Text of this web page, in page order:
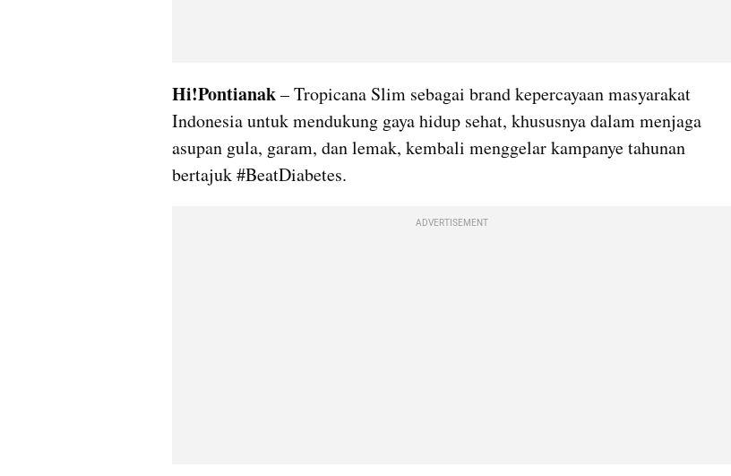
Hi!Pontianak – Tropicana Slim sebagai brand kepercayaan masyarakat
Indonesia untuk mendukung gaya hidup sehat, khususnya dalam menjaga
asupan gula, garam, dan lemak, kembali menggelar kampanye tahunan
bertajuk #BeatDiabetes.
ADVERTISEMENT